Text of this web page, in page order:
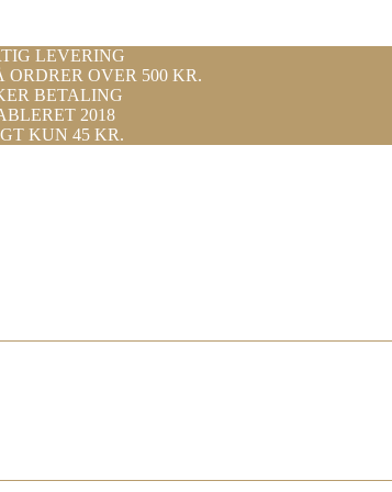
LEVERING
ORDRER OVER 500 KR.
BETALING
2018
KUN 45 KR.